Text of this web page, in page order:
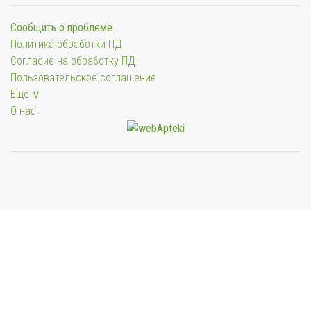
Сообщить о проблеме
Политика обработки ПД
Согласие на обработку ПД
Пользовательское соглашение
Еще ∨
О нас